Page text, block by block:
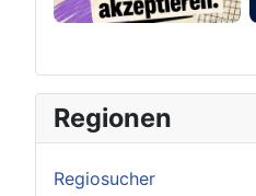
Original herunterladen
Regionen
Regiosucher